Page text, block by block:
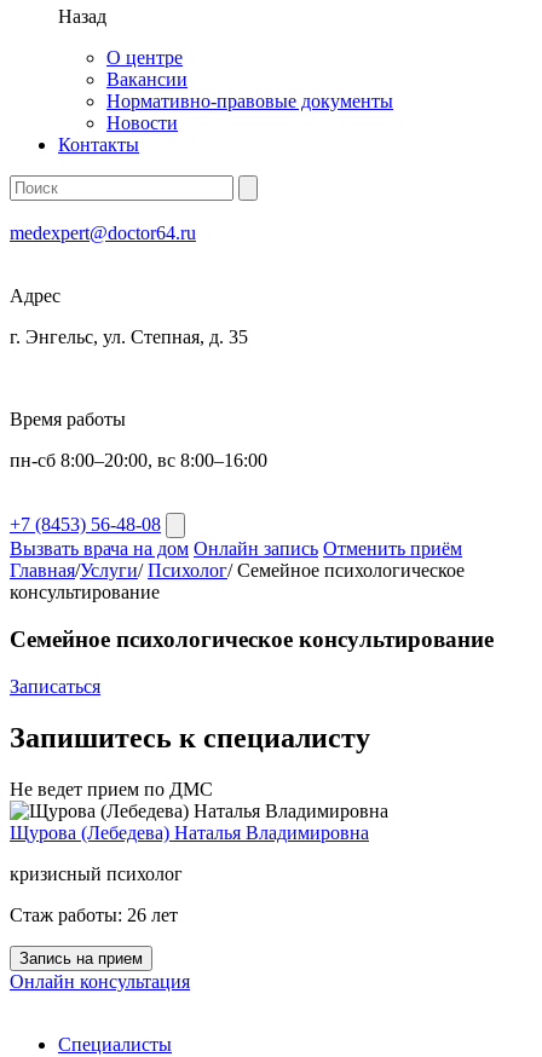
Назад
О центре
Вакансии
Нормативно-правовые документы
Новости
Контакты
medexpert@doctor64.ru
Адрес
г. Энгельс, ул. Степная, д. 35
Время работы
пн-сб 8:00–20:00, вс 8:00–16:00
+7 (8453) 56-48-08
Вызвать врача на дом Онлайн запись Отменить приём
Главная/Услуги/ Психолог/ Семейное психологическое
консультирование
Семейное психологическое консультирование
Записаться
Запишитесь к специалисту
Не ведет прием по ДМС
Щурова (Лебедева) Наталья Владимировна
кризисный психолог
Стаж работы: 26 лет
Запись на прием
Онлайн консультация
Специалисты